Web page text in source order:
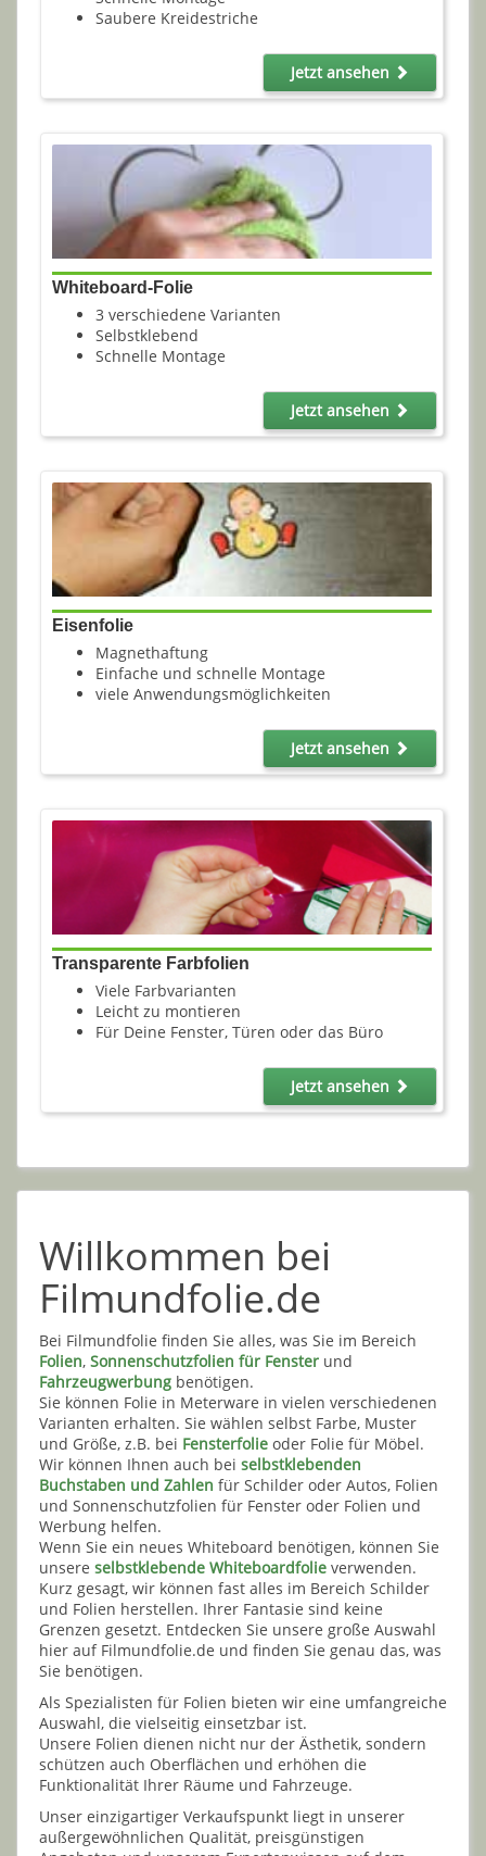
Saubere Kreidestriche
Jetzt ansehen
Whiteboard-Folie
3 verschiedene Varianten
Selbstklebend
Schnelle Montage
Jetzt ansehen
Eisenfolie
Magnethaftung
Einfache und schnelle Montage
viele Anwendungsmöglichkeiten
Jetzt ansehen
Transparente Farbfolien
Viele Farbvarianten
Leicht zu montieren
Für Deine Fenster, Türen oder das Büro
Jetzt ansehen
Willkommen bei
Filmundfolie.de
Bei Filmundfolie finden Sie alles, was Sie im Bereich
Folien, Sonnenschutzfolien für Fenster und
Fahrzeugwerbung benötigen.
Sie können Folie in Meterware in vielen verschiedenen
Varianten erhalten. Sie wählen selbst Farbe, Muster
und Größe, z.B. bei Fensterfolie oder Folie für Möbel.
Wir können Ihnen auch bei selbstklebenden
Buchstaben und Zahlen für Schilder oder Autos, Folien
und Sonnenschutzfolien für Fenster oder Folien und
Werbung helfen.
Wenn Sie ein neues Whiteboard benötigen, können Sie
unsere selbstklebende Whiteboardfolie verwenden.
Kurz gesagt, wir können fast alles im Bereich Schilder
und Folien herstellen. Ihrer Fantasie sind keine
Grenzen gesetzt. Entdecken Sie unsere große Auswahl
hier auf Filmundfolie.de und finden Sie genau das, was
Sie benötigen.
Als Spezialisten für Folien bieten wir eine umfangreiche
Auswahl, die vielseitig einsetzbar ist.
Unsere Folien dienen nicht nur der Ästhetik, sondern
schützen auch Oberflächen und erhöhen die
Funktionalität Ihrer Räume und Fahrzeuge.
Unser einzigartiger Verkaufspunkt liegt in unserer
außergewöhnlichen Qualität, preisgünstigen